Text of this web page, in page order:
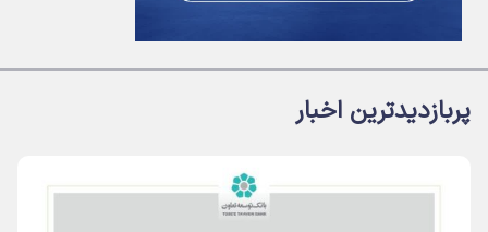
پربازدیدترین اخبار